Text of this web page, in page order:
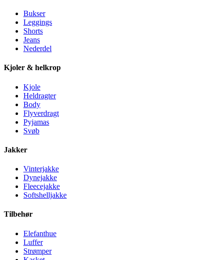
Bukser
Leggings
Shorts
Jeans
Nederdel
Kjoler & helkrop
Kjole
Heldragter
Body
Flyverdragt
Pyjamas
Svøb
Jakker
Vinterjakke
Dynejakke
Fleecejakke
Softshelljakke
Tilbehør
Elefanthue
Luffer
Strømper